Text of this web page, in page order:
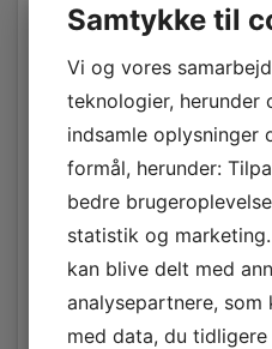
UDSOLGT
Tiparos Fish Sauce
700ml
25,00kr.
Inkl.moms
Samtykke til
Vi og vores
teknologier, herunder
indsamle oplysninger
formål, herunder:
bedre
statistik og
kan blive delt med
analysepartnere, som
med data, du